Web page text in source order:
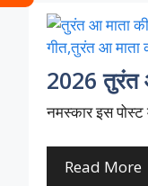
2026 तुरंत
नमस्कार इस
Read More